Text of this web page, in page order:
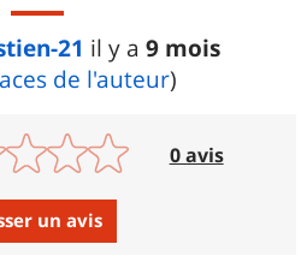
21 il y a 9 mois
de l'auteur)
0 avis
un avis